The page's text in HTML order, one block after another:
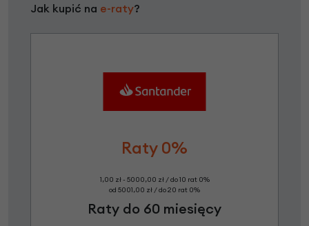
Jak kupić na e-raty?
Raty 0%
1,00 zł - 5000,00 zł / do 10 rat 0%
od 5001,00 zł / do 20 rat 0%
Raty do 60 miesięcy